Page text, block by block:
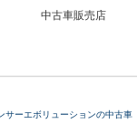
中古車販売店
サーエボリューションの中古車